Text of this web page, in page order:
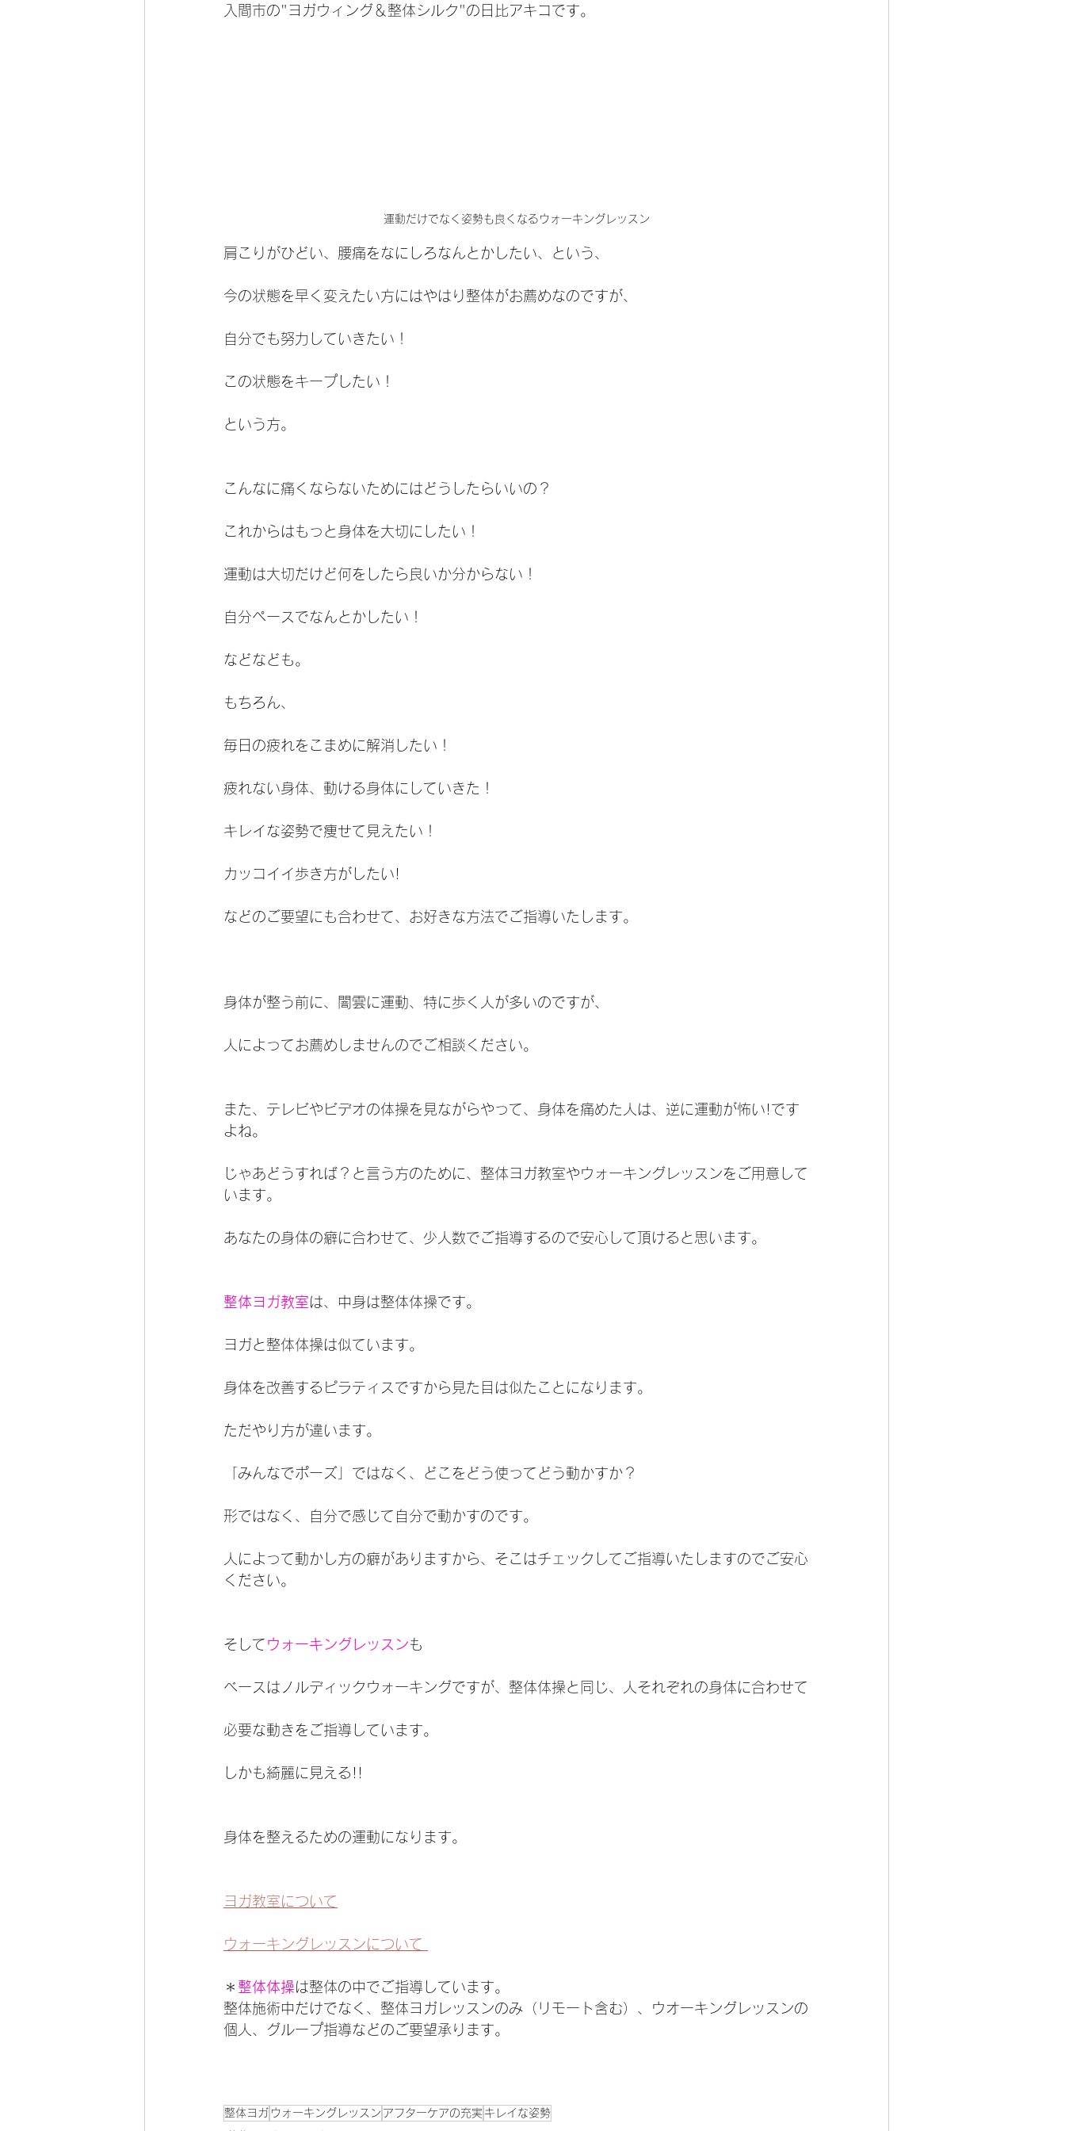
入間市の"ヨガウィング＆整体シルク"の日比アキコです。
運動だけでなく姿勢も良くなるウォーキングレッスン
肩こりがひどい、腰痛をなにしろなんとかしたい、という、
今の状態を早く変えたい方にはやはり整体がお薦めなのですが、
自分でも努力していきたい！
この状態をキープしたい！
という方。
こんなに痛くならないためにはどうしたらいいの？
これからはもっと身体を大切にしたい！
運動は大切だけど何をしたら良いか分からない！
自分ペースでなんとかしたい！
などなども。
もちろん、
毎日の疲れをこまめに解消したい！
疲れない身体、動ける身体にしていきた！
キレイな姿勢で痩せて見えたい！
カッコイイ歩き方がしたい!
などのご要望にも合わせて、お好きな方法でご指導いたします。
身体が整う前に、闇雲に運動、特に歩く人が多いのですが、
人によってお薦めしませんのでご相談ください。
また、テレビやビデオの体操を見ながらやって、身体を痛めた人は、逆に運動が怖い!です
よね。
じゃあどうすれば？と言う方のために、整体ヨガ教室やウォーキングレッスンをご用意して
います。
あなたの身体の癖に合わせて、少人数でご指導するので安心して頂けると思います。
整体ヨガ教室は、中身は整体体操です。
ヨガと整体体操は似ています。
身体を改善するピラティスですから見た目は似たことになります。
ただやり方が違います。
「みんなでポーズ」ではなく、どこをどう使ってどう動かすか？
形ではなく、自分で感じて自分で動かすのです。
人によって動かし方の癖がありますから、そこはチェックしてご指導いたしますのでご安心
ください。
そして ウォーキングレッスンも
ベースはノルディックウォーキングですが、整体体操と同じ、人それぞれの身体に合わせて
必要な動きをご指導しています。
しかも綺麗に見える!!
身体を整えるための運動になります。
ヨガ教室について
ウォーキングレッスンについて
＊ 整体体操は整体の中でご指導しています。
整体施術中だけでなく、整体ヨガレッスンのみ（リモート含む）、ウオーキングレッスンの
個人、グループ指導などのご要望承ります。
整体ヨガ ウォーキングレッスン アフターケアの充実 キレイな姿勢